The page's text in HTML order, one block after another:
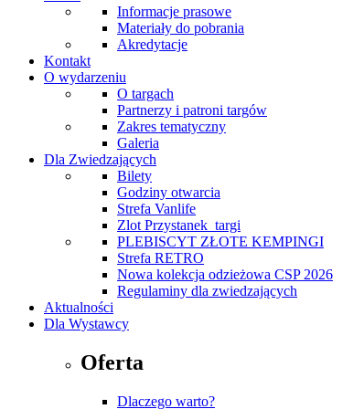
Informacje prasowe
Materiały do pobrania
Akredytacje
Kontakt
O wydarzeniu
O targach
Partnerzy i patroni targów
Zakres tematyczny
Galeria
Dla Zwiedzających
Bilety
Godziny otwarcia
Strefa Vanlife
Zlot Przystanek_targi
PLEBISCYT ZŁOTE KEMPINGI
Strefa RETRO
Nowa kolekcja odzieżowa CSP 2026
Regulaminy dla zwiedzających
Aktualności
Dla Wystawcy
Oferta
Dlaczego warto?